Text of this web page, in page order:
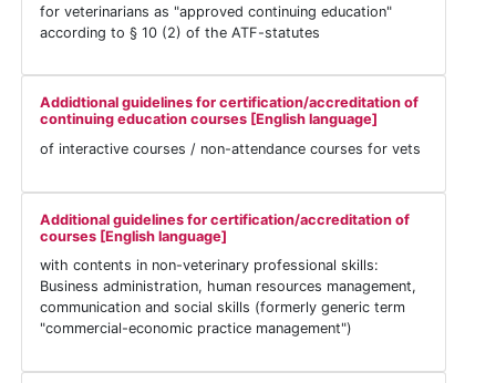
for veterinarians as "approved continuing education"
according to § 10 (2) of the ATF-statutes
Addidtional guidelines for certification/accreditation of
continuing education courses [English language]
of interactive courses / non-attendance courses for vets
Additional guidelines for certification/accreditation of
courses [English language]
with contents in non-veterinary professional skills:
Business administration, human resources management,
communication and social skills (formerly generic term
"commercial-economic practice management")